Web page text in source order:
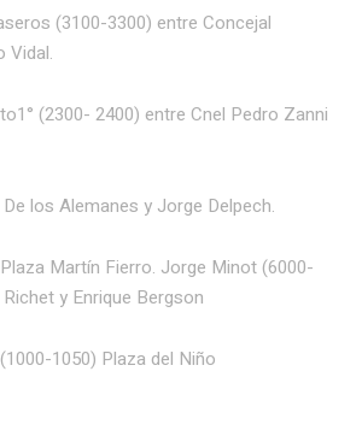
(3100-3300) entre Concejal
Vidal.
(2300- 2400) entre Cnel Pedro Zanni
los Alemanes y Jorge Delpech.
Martín Fierro. Jorge Minot (6000-
y Enrique Bergson
1050) Plaza del Niño